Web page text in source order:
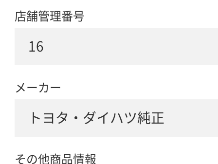
店舗管理番号
16
メーカー
トヨタ・ダイハツ純正
その他商品情報